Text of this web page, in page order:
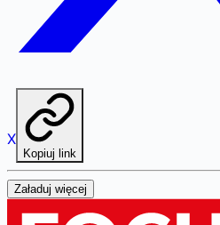
X
Kopiuj link
Załaduj więcej